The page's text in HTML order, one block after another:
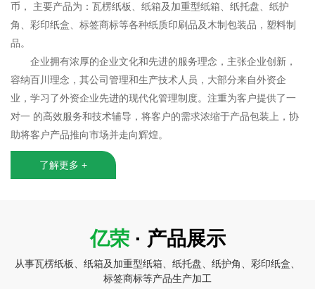
币， 主要产品为：瓦楞纸板、纸箱及加重型纸箱、纸托盘、纸护
角、彩印纸盒、标签商标等各种纸质印刷品及木制包装品，塑料制
品。
企业拥有浓厚的企业文化和先进的服务理念，主张企业创新，
容纳百川理念，其公司管理和生产技术人员，大部分来自外资企
业，学习了外资企业先进的现代化管理制度。注重为客户提供了一
对一 的高效服务和技术辅导，将客户的需求浓缩于产品包装上，协
助将客户产品推向市场并走向辉煌。
了解更多 +
亿荣 · 产品展示
从事瓦楞纸板、纸箱及加重型纸箱、纸托盘、纸护角、彩印纸盒、
标签商标等产品生产加工